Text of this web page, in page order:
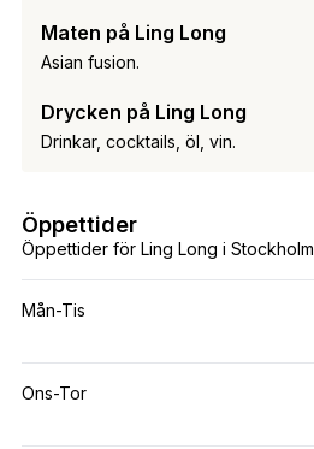
Maten på Ling Long
Asian fusion.
Drycken på Ling Long
Drinkar, cocktails, öl, vin.
Öppettider för Ling Long i Stockholm
Öppettider
Mån-Tis
Ons-Tor